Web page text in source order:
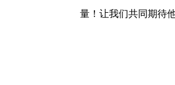
量！让我们共同期待